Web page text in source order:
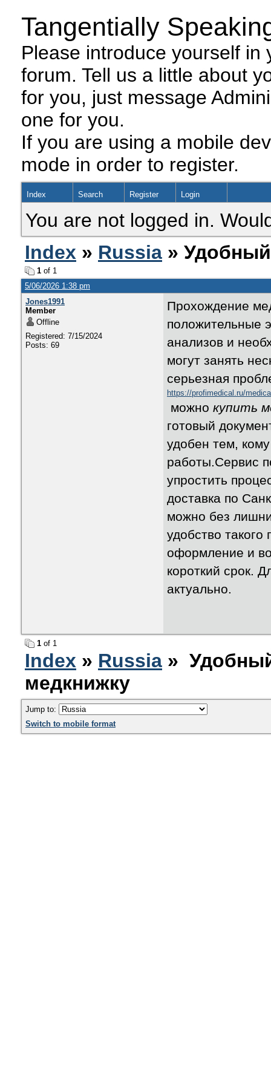
Tangentially
Please introduce yourself
forum. Tell us a little about
for you, just message
one for you.
If you are using a mobile
mode in order to register.
Index Search Register Login
You are not logged in.
Index » Russia »
1 of 1
5/06/2026 1:38 pm
Jones1991
Member
Offline
Registered: 7/15/2024
Posts: 69
Прохождение
положительные
анализов и
могут занять
серьезная
https://profimedical.ru/
можно купить
готовый
удобен тем,
работы.Сервис
упростить
доставка по
можно без
удобство
оформление и
короткий срок.
актуально.
1 of 1
Index » Russia »
медкнижку
Jump to:
Switch to mobile format